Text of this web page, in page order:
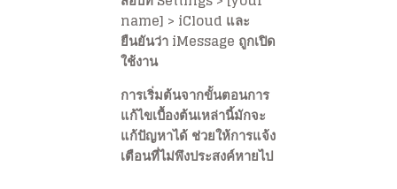
name] > iCloud และ
ยืนยันว่า iMessage ถูกเปิด
ใช้งาน
การเริ่มต้นจากขั้นตอนการ
แก้ไขเบื้องต้นเหล่านี้มักจะ
แก้ปัญหาได้ ช่วยให้การแจ้ง
เตือนที่ไม่พึงประสงค์หายไป